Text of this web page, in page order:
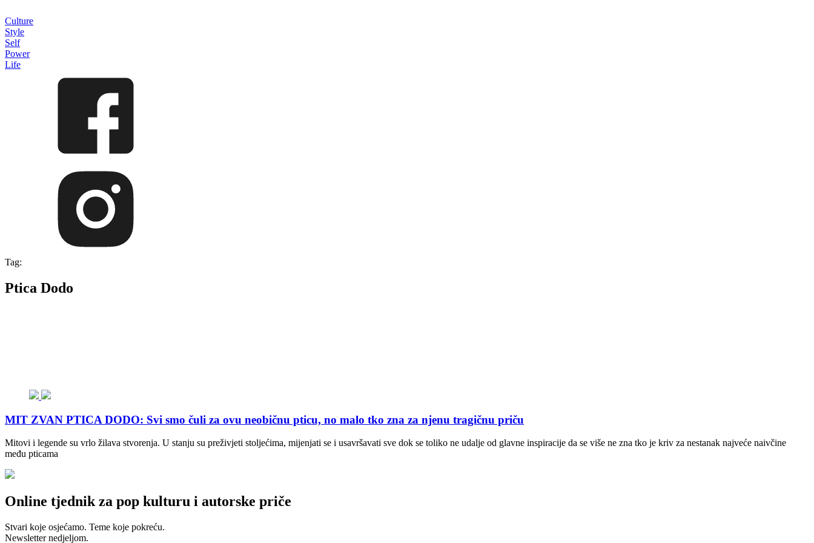
Culture
Style
Self
Power
Life
Tag:
Ptica Dodo
MIT ZVAN PTICA DODO: Svi smo čuli za ovu neobičnu pticu, no malo tko zna za njenu tragičnu priču
Mitovi i legende su vrlo žilava stvorenja. U stanju su preživjeti stoljećima, mijenjati se i usavršavati sve dok se toliko ne udalje od glavne inspiracije da se više ne zna tko je kriv za nestanak najveće naivčine
među pticama
Online tjednik za pop kulturu i autorske priče
Stvari koje osjećamo. Teme koje pokreću.
Newsletter nedjeljom.